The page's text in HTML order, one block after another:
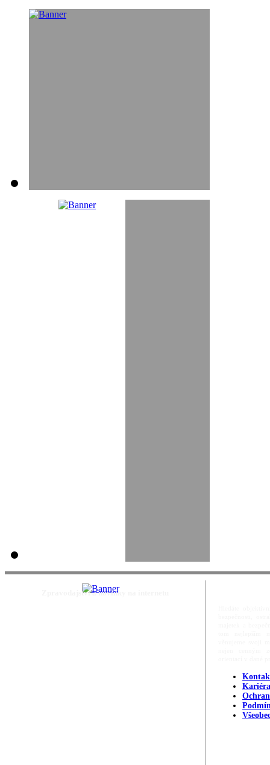
Zpravodajství a novinky na internetu
Kariéra